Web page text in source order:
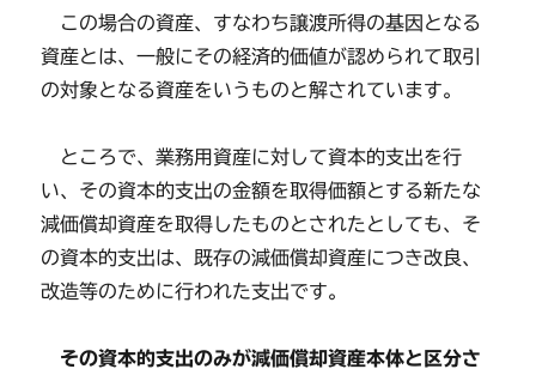
この場合の資産、すなわち譲渡所得の基因となる
資産とは、一般にその経済的価値が認められて取引
の対象となる資産をいうものと解されています。
ところで、業務用資産に対して資本的支出を行
い、その資本的支出の金額を取得価額とする新たな
減価償却資産を取得したものとされたとしても、そ
の資本的支出は、既存の減価償却資産につき改良、
改造等のために行われた支出です。
その資本的支出のみが減価償却資産本体と区分さ